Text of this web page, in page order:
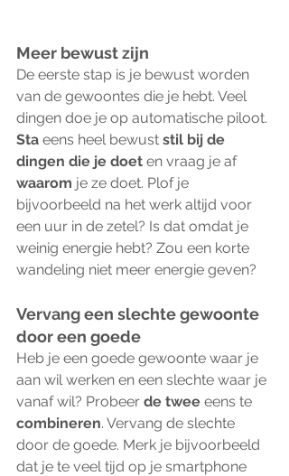
Meer bewust zijn
De eerste stap is je bewust worden
van de gewoontes die je hebt. Veel
dingen doe je op automatische piloot.
Sta eens heel bewust stil bij de
dingen die je doet en vraag je af
waarom je ze doet. Plof je
bijvoorbeeld na het werk altijd voor
een uur in de zetel? Is dat omdat je
weinig energie hebt? Zou een korte
wandeling niet meer energie geven?
Vervang een slechte gewoonte
door een goede
Heb je een goede gewoonte waar je
aan wil werken en een slechte waar je
vanaf wil? Probeer de twee eens te
combineren. Vervang de slechte
door de goede. Merk je bijvoorbeeld
dat je te veel tijd op je smartphone